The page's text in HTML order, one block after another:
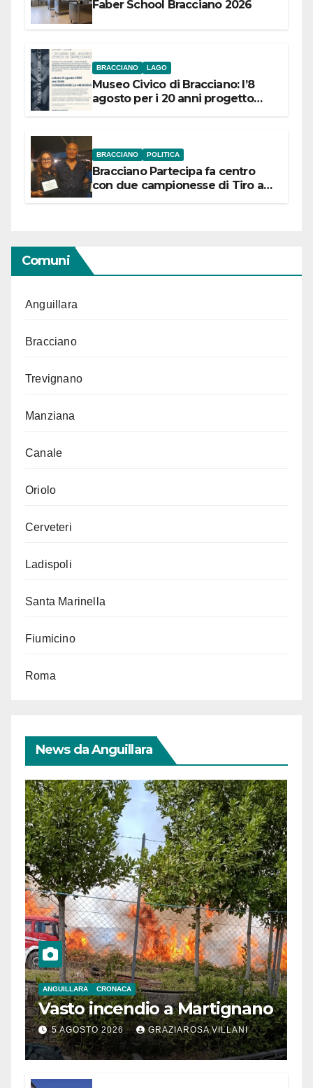
Faber School Bracciano 2026
BRACCIANO LAGO
Museo Civico di Bracciano: l’8
agosto per i 20 anni progetto
BRACCIANO POLITICA
Bracciano Partecipa fa centro
con due campionesse di Tiro a
Comuni
Anguillara
Bracciano
Trevignano
Manziana
Canale
Oriolo
Cerveteri
Ladispoli
Santa Marinella
Fiumicino
Roma
News da Anguillara
ANGUILLARA CRONACA
Vasto incendio a Martignano
5 AGOSTO 2026 GRAZIAROSA VILLANI